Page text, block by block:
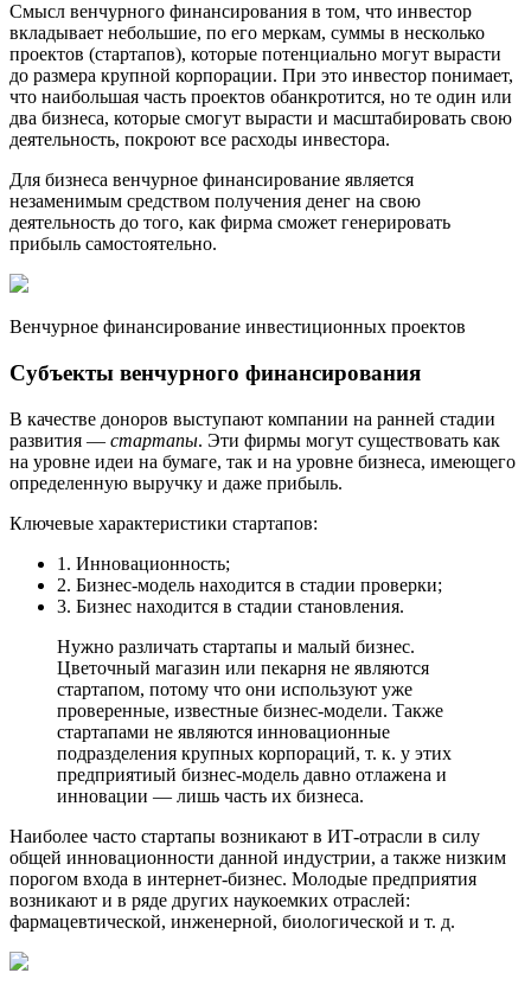
Смысл венчурного финансирования в том, что инвестор
вкладывает небольшие, по его меркам, суммы в несколько
проектов (стартапов), которые потенциально могут вырасти
до размера крупной корпорации. При это инвестор понимает,
что наибольшая часть проектов обанкротится, но те один или
два бизнеса, которые смогут вырасти и масштабировать свою
деятельность, покроют все расходы инвестора.
Для бизнеса венчурное финансирование является
незаменимым средством получения денег на свою
деятельность до того, как фирма сможет генерировать
прибыль самостоятельно.
Венчурное финансирование инвестиционных проектов
Субъекты венчурного финансирования
В качестве доноров выступают компании на ранней стадии
развития — стартапы. Эти фирмы могут существовать как
на уровне идеи на бумаге, так и на уровне бизнеса, имеющего
определенную выручку и даже прибыль.
Ключевые характеристики стартапов:
1. Инновационность;
2. Бизнес-модель находится в стадии проверки;
3. Бизнес находится в стадии становления.
Нужно различать стартапы и малый бизнес.
Цветочный магазин или пекарня не являются
стартапом, потому что они используют уже
проверенные, известные бизнес-модели. Также
стартапами не являются инновационные
подразделения крупных корпораций, т. к. у этих
предприятиый бизнес-модель давно отлажена и
инновации — лишь часть их бизнеса.
Наиболее часто стартапы возникают в ИТ-отрасли в силу
общей инновационности данной индустрии, а также низким
порогом входа в интернет-бизнес. Молодые предприятия
возникают и в ряде других наукоемких отраслей:
фармацевтической, инженерной, биологической и т. д.